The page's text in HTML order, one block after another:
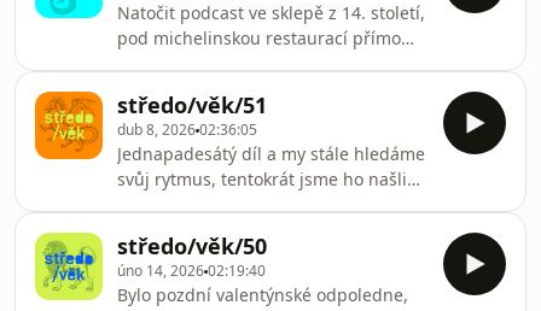
Natočit podcast ve sklepě z 14. století,
pod michelinskou restaurací přímo
geniální nápad, nebo jen další důkaz,
že nám je fuk, kde sedíme (omluvte
kvalitu zvuku, závada není na vašem
přijímači). Tentokrát tedy ne z
Břevnova, ale gotického sklepa
restaurace 420 od Radka
Kašpárka.Začali jsme tam, kde každý
správný středověkář
středo/věk/51
dub 8, 202602:36:05
Jednapadesátý díl a my stále hledáme
svůj rytmus, tentokrát jsme ho našli
naposledy.Začali jsme tam, kde každá
správná nostalgická epizoda musí
začít: u kazet. Když se vinyl dokázal
středo/věk/50
úno 14, 202602:19:40
Bylo pozdní valentýnské odpoledne,